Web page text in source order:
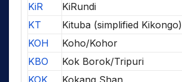
KiR
KiRundi
KT
Kituba (simplified Kikongo)
KOH
Koho/Kohor
KBO
Kok Borok/Tripuri